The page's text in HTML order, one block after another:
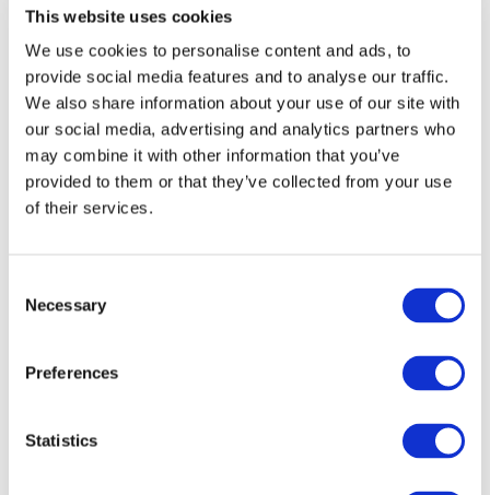
This website uses cookies
We use cookies to personalise content and ads, to
provide social media features and to analyse our traffic.
We also share information about your use of our site with
our social media, advertising and analytics partners who
may combine it with other information that you’ve
provided to them or that they’ve collected from your use
of their services.
Selection
Necessary
Preferences
Statistics